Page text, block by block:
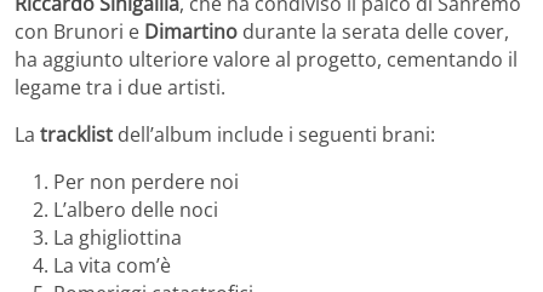
con Brunori e Dimartino durante la serata delle cover,
ha aggiunto ulteriore valore al progetto, cementando il
legame tra i due artisti.
La tracklist dell’album include i seguenti brani:
Per non perdere noi
L’albero delle noci
La ghigliottina
La vita com’è